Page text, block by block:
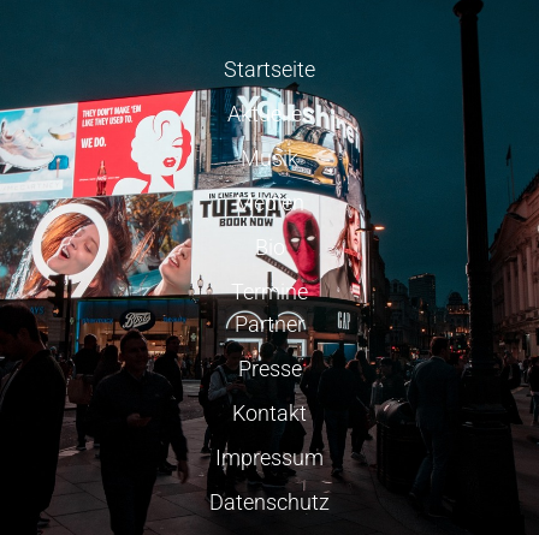
Startseite
Aktuelles
Musik
Medien
Bio
Termine
Partner
Presse
Kontakt
Impressum
Datenschutz